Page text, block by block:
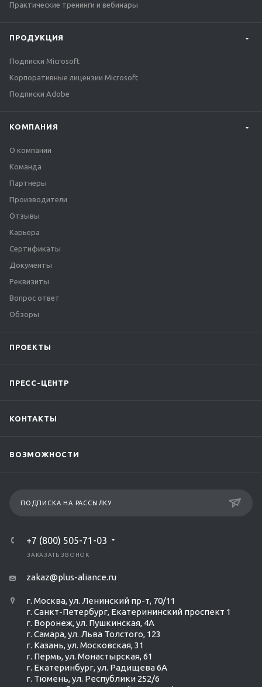
Практические тренинги и вебинары
ПРОДУКЦИЯ
Подписки Microsoft
Корпоративные лицензии Microsoft
Подписки Adobe
КОМПАНИЯ
О компании
Команда
Партнеры
Производители
Отзывы
Карьера
Сертификаты
Документы
Реквизиты
Вопрос ответ
Обзоры
ПРОЕКТЫ
ПРЕСС-ЦЕНТР
КОНТАКТЫ
ВОЗМОЖНОСТИ
ПОДПИСКА НА РАССЫЛКУ
+7 (800) 505-71-03
ЗАКАЗАТЬ ЗВОНОК
zakaz@plus-aliance.ru
г. Москва, ул. Ленинский пр-т, 70/11
г. Санкт-Петербург, Екатерининский проспект 1
г. Воронеж, ул. Пушкинская, 4А
г. Самара, ул. Льва Толстого, 123
г. Казань, ул. Московская, 31
г. Пермь, ул. Монастырская, 61
г. Екатеринбург, ул. Радищева 6А
г. Тюмень, ул. Республики 252/6